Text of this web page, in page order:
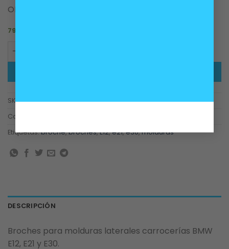
OEM 51131829904
79 disponibles
SKU:51131829904
Categorías:
Etiquetas:broche,broches,E12,e21,e30,molduras
DESCRIPCIÓN
Broches para molduras laterales carrocerías BMW
E12, E21 y E30.